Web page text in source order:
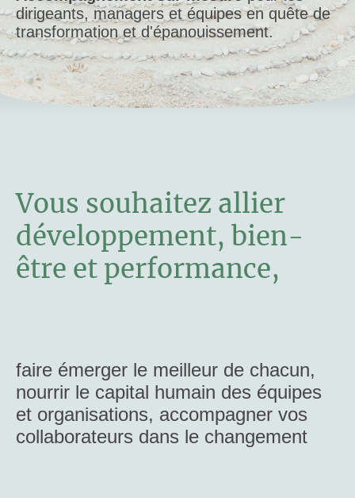
dirigeants, managers et équipes en quête de
transformation et d'épanouissement.
Vous souhaitez allier
développement, bien-
être et performance,
faire émerger le meilleur de chacun,
nourrir le capital humain des équipes
et organisations, accompagner vos
collaborateurs dans le changement